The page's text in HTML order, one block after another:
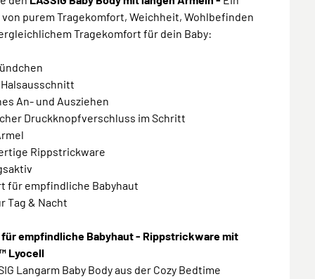
purem Tragekomfort, Weichheit, Wohlbefinden
Tragekomfort für dein Baby:
An- und Ausziehen
Druckknopfverschluss im Schritt
Rippstrickware
für empfindliche Babyhaut
Tag & Nacht
empfindliche Babyhaut - Rippstrickware mit
Lyocell
Langarm Baby Body aus der Cozy Bedtime